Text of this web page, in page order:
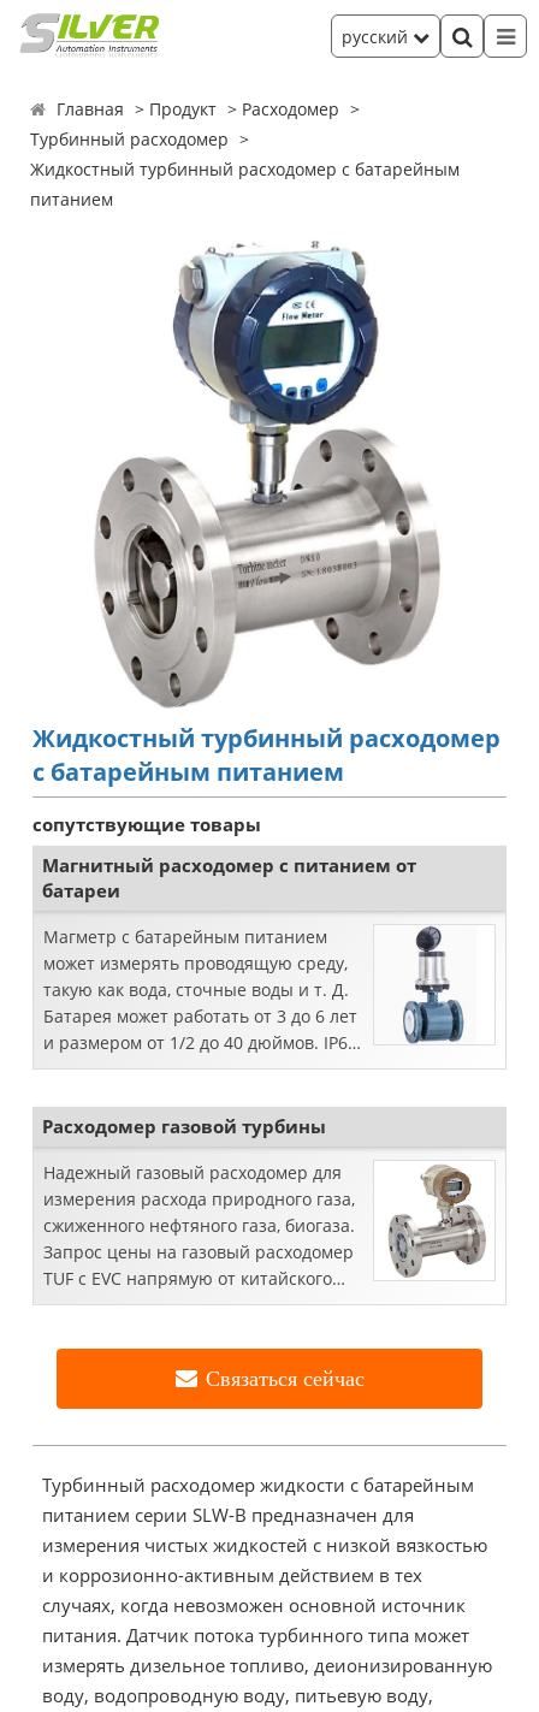
русский
Главная Продукт
Расходомер
Турбинный расходомер
Жидкостный турбинный расходомер с батарейным
питанием
Жидкостный турбинный расходомер
с батарейным питанием
сопутствующие товары
Магнитный расходомер с питанием от
батареи
Магметр с батарейным питанием
может измерять проводящую среду,
такую как вода, сточные воды и т. Д.
Батарея может работать от 3 до 6 лет
и размером от 1/2 до 40 дюймов. IP68,
RS485 с погрешностью 0,25%.
Расходомер газовой турбины
Надежный газовый расходомер для
измерения расхода природного газа,
сжиженного нефтяного газа, биогаза.
Запрос цены на газовый расходомер
TUF с EVC напрямую от китайского
производителя.
Связаться сейчас
Турбинный расходомер жидкости с батарейным
питанием серии SLW-B предназначен для
измерения чистых жидкостей с низкой вязкостью
и коррозионно-активным действием в тех
случаях, когда невозможен основной источник
питания. Датчик потока турбинного типа может
измерять дизельное топливо, деионизированную
воду, водопроводную воду, питьевую воду,